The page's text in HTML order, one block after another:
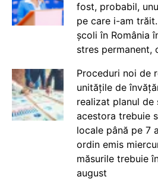
fost, probabil,
pe care i-am
școli în România
stres permanent,
Proceduri noi de
unitățile de
realizat planul de
acestora trebuie
locale până pe 7
ordin emis
măsurile trebuie
august